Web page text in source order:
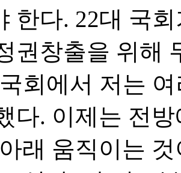
한다. 22대 국
권창출을 위해
회에서 저는
다. 이제는 전
래 움직이는